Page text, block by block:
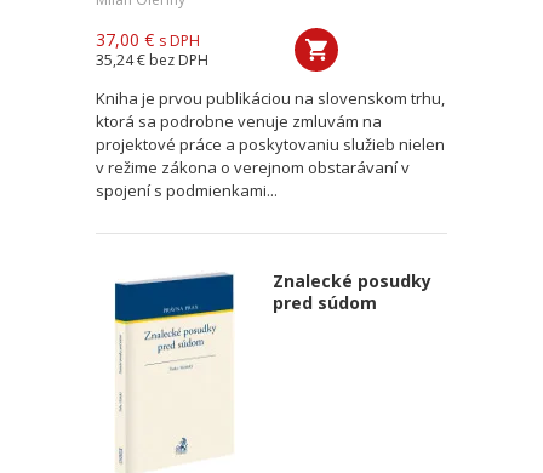
37,00 € s DPH
35,24 € bez DPH
Kniha je prvou publikáciou na slovenskom trhu,
ktorá sa podrobne venuje zmluvám na
projektové práce a poskytovaniu služieb nielen
v režime zákona o verejnom obstarávaní v
spojení s podmienkami...
Znalecké posudky
pred súdom